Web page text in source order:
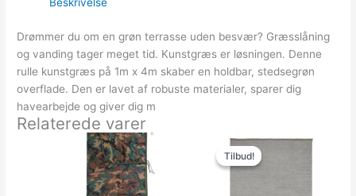
Drømmer du om en grøn terrasse uden besvær? Græsslåning
og vanding tager meget tid. Kunstgræs er løsningen. Denne
rulle kunstgræs på 1m x 4m skaber en holdbar, stedsegrøn
overflade. Den er lavet af robuste materialer, sparer dig
havearbejde og giver dig m
Relaterede varer
Tilbud!
Tilbud!
Den
oprindelige
pris
Den